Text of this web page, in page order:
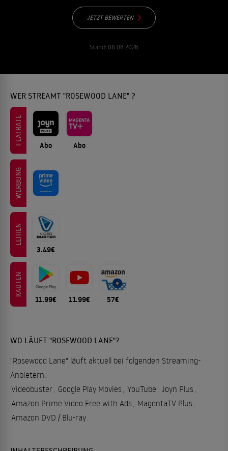
JETZT BEWERTEN
Stand: 08.08.2026
WER STREAMT "ROSEWOOD LANE" ?
FLATRATE Abo Abo
WERBUNG
LEIHEN
3.49€
KAUFEN
11.99€ 11.99€ 57€
WO LÄUFT "ROSEWOOD LANE"?
"Rosewood Lane" läuft aktuell bei folgenden Streaming-
Anbietern:
Videobuster, Google Play Movies, YouTube , Joyn Plus,
Amazon Prime Video Free with Ads, MagentaTV Plus,
Amazon DVD / Blu-ray.